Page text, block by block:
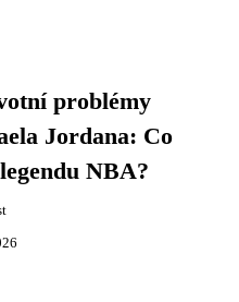
problémy
Jordana: Co
NBA?